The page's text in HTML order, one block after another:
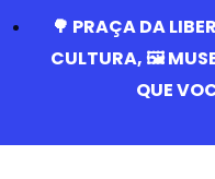
🌳 PRAÇA DA
CULTURA, 🖼️
QUE